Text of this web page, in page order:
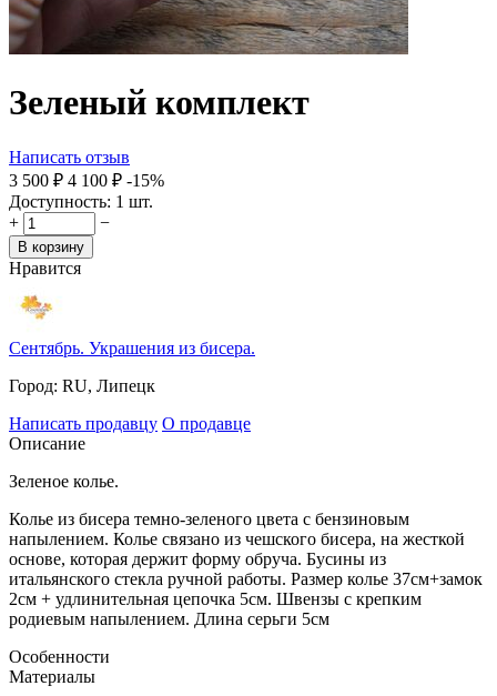
Зеленый комплект
Написать отзыв
3 500 ₽ 4 100 ₽ -15%
Доступность: 1 шт.
+
−
В корзину
Нравится
Сентябрь. Украшения из бисера.
Город: RU, Липецк
Написать продавцу О продавце
Описание
Зеленое колье.
Колье из бисера темно-зеленого цвета с бензиновым
напылением. Колье связано из чешского бисера, на жесткой
основе, которая держит форму обруча. Бусины из
итальянского стекла ручной работы. Размер колье 37см+замок
2см + удлинительная цепочка 5см. Швензы с крепким
родиевым напылением. Длина серьги 5см
Особенности
Материалы